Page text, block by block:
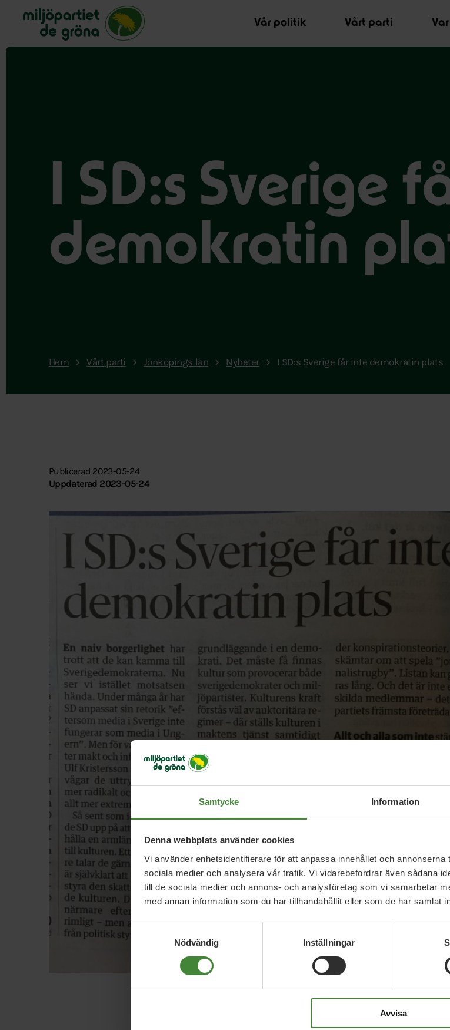
Samtycke Information
Denna webbplats använder cookies
Vi använder enhetsidentifierare för att anpassa innehållet och
sociala medier och analysera vår trafik. Vi vidarebefordrar även sådana
till de sociala medier och annons- och analysföretag som vi samarbetar
med annan information som du har tillhandahållit eller som de har samlat
Samtyckesval
Nödvändig
Inställningar
Avvisa
Miljöpartiet de gröna, startsida
Vår politik
Vårt parti
I SD:s Sverige
demokratin
Hem Vårt parti Jönköpings län Nyheter I SD:s Sverige får inte demokratin plats
Publicerad 2023-05-24
Uppdaterad 2023-05-24